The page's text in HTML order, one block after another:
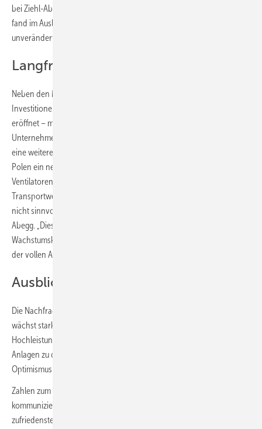
bei Ziehl-Abegg von 5000 auf 5300 gestiegen. Der Personalaufbau
fand im Ausland statt; an den drei deutschen Standorten sind
unverändert 2800 Menschen beschäftigt.
Langfristiges Wachstumskonzept
Neben den Marktveränderungen war 2024 auch von bedeutenden
Investitionen geprägt: Im August wurde in den USA ein neues Werk
eröffnet – mit 100 Mio. Euro die größte Einzelinvestition der
Unternehmensgeschichte. Bereits im Frühjahr 2024 nahm in Vietnam
eine weitere Produktionsstätte den Betrieb auf. Ende 2023 wurde in
Polen ein neues Werk errichtet – geplant für den erwarteten Boom bei
Ventilatoren für Wärmepumpen, der allerdings ausblieb. „Lange
Transportwege verteuern die Produkte und sind auch ökologisch
nicht sinnvoll“, erklärt Joachim Ley, Vorstandsvorsitzender von Ziehl-
Abegg. „Diese Investitionen unterstreichen unser langfristiges
Wachstumskonzept, erfordern aber auch strikte Kostendisziplin, trotz
der vollen Auftragsbücher.“
Ausblick: Wachstumstreiber für 2025
Die Nachfrage nach energieeffizienten Lösungen für Rechenzentren
wächst stark. In den USA und Asien setzen Betreiber verstärkt auf
Hochleistungslüfter von Ziehl-Abegg, um die Energieeffizienz ihrer
Anlagen zu optimieren. Dieser Trend sorgt bei Ziehl-Abegg für
Optimismus für das Jahr 2025.
Zahlen zum Gewinn veröffentlicht Ziehl-Abegg traditionell nicht – klar
kommuniziert wurde aber: 2024 war wirtschaftlich nicht
zufriedenstellend. Umso wichtiger sei der starke Start im Jahr 2025.